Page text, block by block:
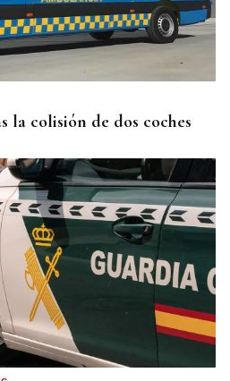
obliga a evacuar a dos
la colisión de dos coches